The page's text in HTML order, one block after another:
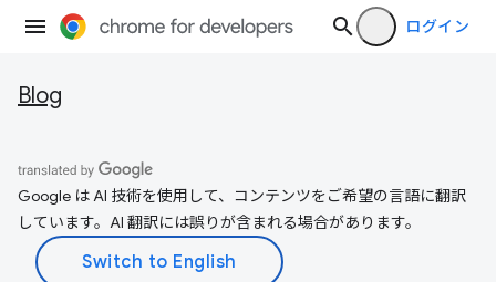
ログイン
Blog
Google は AI 技術を使用して、コンテンツをご希望の言語に翻訳
しています。AI 翻訳には誤りが含まれる場合があります。